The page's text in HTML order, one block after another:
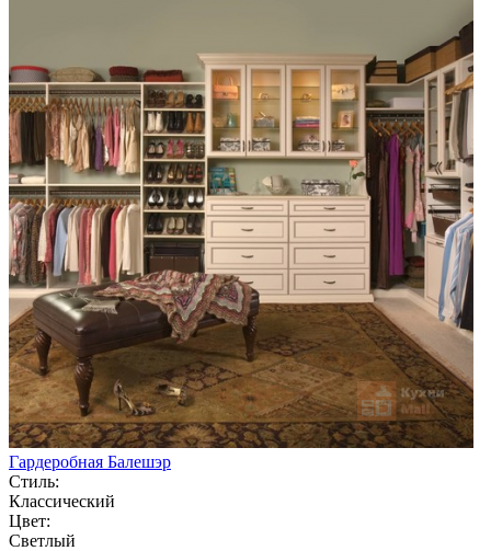
Гардеробная Балешэр
Стиль:
Классический
Цвет:
Светлый